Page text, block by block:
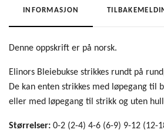
INFORMASJON
Denne oppskrift er på norsk.
Elinors Bleiebukse strikkes rundt på
De kan enten strikkes med løpegang til
eller med løpegang til strikk og uten
Størrelser: 0-2 (2-4) 4-6 (6-9) 9-12 (12-